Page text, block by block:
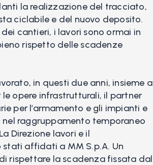
la realizzazione del tracciato,
ciclabile e del nuovo deposito.
cantieri, i lavori sono ormai in
rispetto delle scadenze
in questi due anni, insieme a
le opere infrastrutturali, il partner
per l’armamento e gli impianti e
raggruppamento temporaneo
Direzione lavori e il
affidati a MM S.p.A. Un
rispettare la scadenza fissata dal